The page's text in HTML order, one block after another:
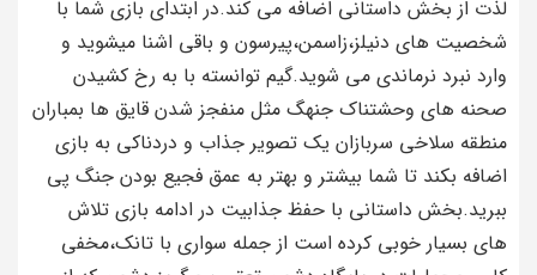
لذت از بخش داستانی اضافه می کند.در ابتدای بازی شما با
شخصیت های دنیلز،زاسمن،پیرسون و باقی اشنا میشوید و
وارد نبرد نرماندی می شوید.گیم توانسته با به رخ کشیدن
صحنه های وحشتناک جنهگ مثل منفجز شدن قایق ها بمباران
منطقه سلاخی سربازان یک تصویر جذاب و دردناکی به بازی
اضافه بکند تا شما بیشتر و بهتر به عمق فجیع بودن جنگ پی
ببرید.بخش داستانی با حفظ جذابیت در ادامه بازی تلاش
های بسیار خوبی کرده است از جمله سواری با تانک،مخفی